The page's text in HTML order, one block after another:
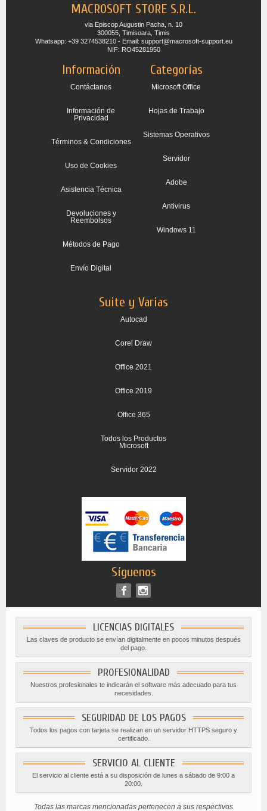
MACROSOFT STORE S.R.L.
via Episcop Augustin Pacha, n. 10
300055, Timisoara, Timis
Whatsapp: +39 3274538210 - Email: support@macrosoft-support.eu
NIF: RO45281950
Información
Contáctanos
Información de
Privacidad
Términos & Condiciones
Uso de Cookies
Asistencia Técnica
Devoluciones y
Reembolsos
Métodos de Pago
Envío Digital
Categorías
Microsoft Office
Hojas de Trabajo
Sistemas Operativos
Servidor
Adobe
Antivirus
Windows 11
Suite y Varias
Autocad
Corel Draw
Office 2021
Office 2019
Office 365
Todos los Productos
Microsoft
Servidor 2022
Síguenos
LICENCIAS DIGITALES
Las claves de producto se envían digitalmente en pocos minutos después
del pago.
PROFESIONALIDAD
Nuestros profesionales te indicarán el software más adecuado para tus
necesidades.
SEGURIDAD DE LOS PAGOS
Todos los pagos con tarjeta se realizan en un servidor HTTPS seguro y
certificado.
SERVICIO AL CLIENTE
El servicio al cliente está a su disposición de lunes a sábado de 9:00 a
20:00.
Todas las marcas mencionadas pertenecen a sus respectivos